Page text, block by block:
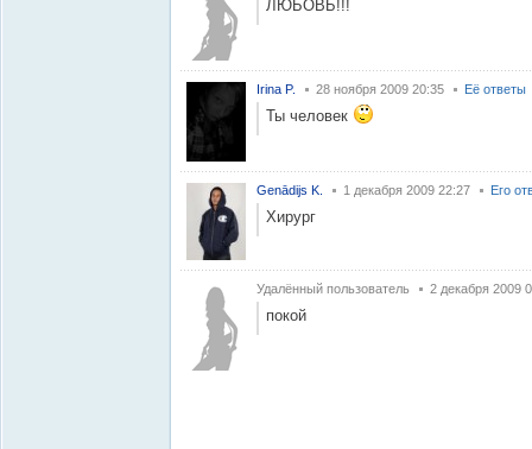
ЛЮБОВЬ!!!
Irina P. 28 ноября 2009 20:35 Её ответы
Ты человек
Genādijs K. 1 декабря 2009 22:27 Его
Хирург
Удалённый пользователь 2 декабря 2009
покой